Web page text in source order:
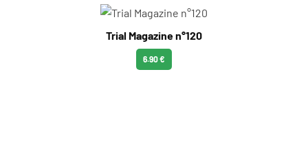
Trial Magazine n°120
6.90 €